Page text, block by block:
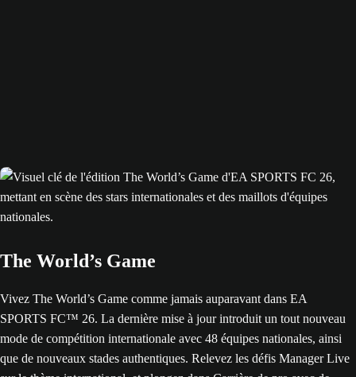
The World’s Game
Vivez The World’s Game comme jamais auparavant dans EA
SPORTS FC™ 26. La dernière mise à jour introduit un tout nouveau
mode de compétition internationale avec 48 équipes nationales, ainsi
que de nouveaux stades authentiques. Relevez les défis Manager Live